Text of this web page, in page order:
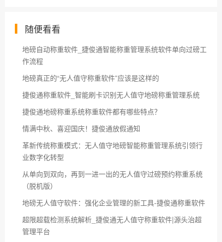
随便看看
地磅自动称重软件_捷俊通智能称重管理系统软件单向过磅工
作流程
地磅真正的“无人值守称重软件”应该是这样的
捷俊通称重软件_智能刷卡识别无人值守地磅称重管理系统
捷俊通地磅称重系统称重软件都有哪些特点？
情满中秋、喜迎国庆！捷俊通放假通知
革新传统称重模式：无人值守地磅智能称重管理系统引领行
业数字化转型
从单向到双向，再到一进一出的无人值守过磅预约称重系统
（脱机版）
地磅无人值守软件：强化企业管理的新工具-捷俊通称重软件
超限超载检测系统解析_捷俊通无人值守称重软件|源头治超
管理平台